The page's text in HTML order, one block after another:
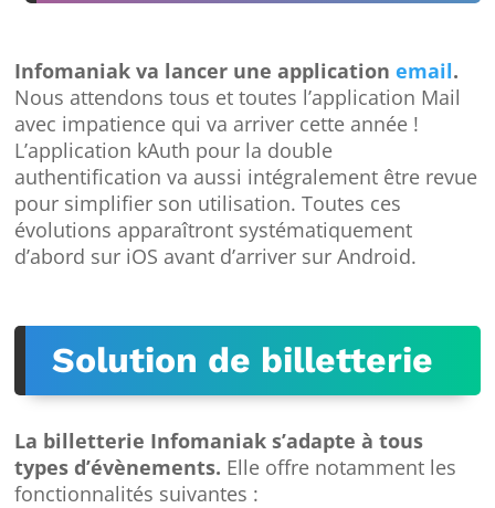
Infomaniak va lancer une applicationemail.
Nous attendons tous et toutes l’application Mail
avec impatience qui va arriver cette année !
L’application kAuth pour la double
authentification va aussi intégralement être revue
pour simplifier son utilisation. Toutes ces
évolutions apparaîtront systématiquement
d’abord sur iOS avant d’arriver sur Android.
Solution de billetterie
La billetterie Infomaniak s’adapte à tous
types d’évènements. Elle offre notamment les
fonctionnalités suivantes :